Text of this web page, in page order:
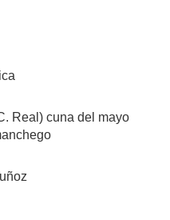
Real) cuna del mayo